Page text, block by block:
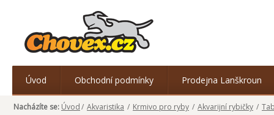
Úvod Obchodní podmínky Prodejna Lanškroun
Nacházíte se: Úvod/ Akvaristika / Krmivo pro ryby / Akvarijní rybičky /